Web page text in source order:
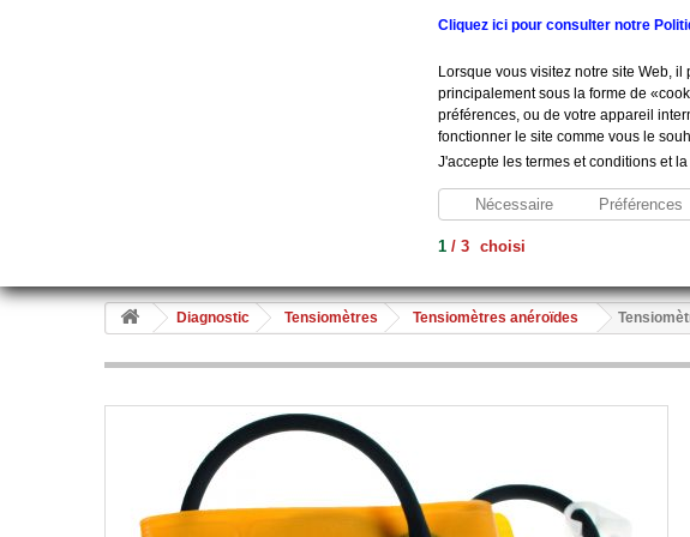
Hygiène Mesure, Pesée
Diagnostic Tensiomètres Tensiomètres anéroïdes
Cliquez ici pour consulter notre
Lorsque vous visitez notre site Web,
principalement sous la forme de
préférences, ou de votre appareil
fonctionner le site comme vous le
J'accepte les termes et conditions et la
Nécessaire Préférences
1 / 3 choisi